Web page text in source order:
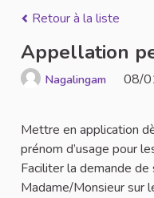
Retour à la liste
Appellation
Nagalingam 08/
Mettre en application
prénom d’usage pour
Faciliter la demande
Madame/Monsieur sur